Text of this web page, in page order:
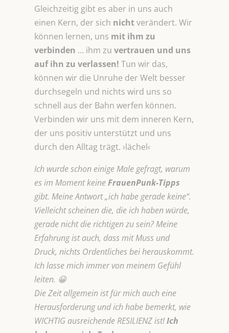
Gleichzeitig gibt es aber in uns auch
einen Kern, der sich nichtverändert. Wir
können lernen, uns mit ihm zu
verbinden … ihm zuvertrauen und uns
auf ihn zu verlassen! Tun wir das,
können wir die Unruhe der Welt besser
durchsegeln und nichts wird uns so
schnell aus der Bahn werfen können.
Verbinden wir uns mit dem inneren Kern,
der uns positiv unterstützt und uns
durch den Alltag trägt. ›lächel‹
Ich wurde schon einige Male gefragt, warum
es im Moment keineFrauenPunk-Tipps
gibt. Meine Antwort „ich habe gerade keine“.
Vielleicht scheinen die, die ich haben würde,
gerade nicht die richtigen zu sein? Meine
Erfahrung ist auch, dass mit Muss und
Druck, nichts Ordentliches bei herauskommt.
Ich lasse mich immer von meinem Gefühl
leiten. 😀
Die Zeit allgemein ist für mich auch eine
Herausforderung und ich habe bemerkt, wie
WICHTIG ausreichende RESILIENZ ist!Ich